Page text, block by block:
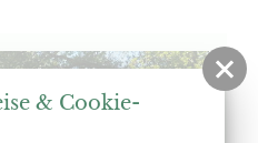
& Cookie-